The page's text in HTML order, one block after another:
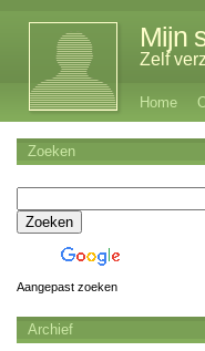
Mijn
Zelf
Home
Zoeken
Aangepast zoeken
Archief